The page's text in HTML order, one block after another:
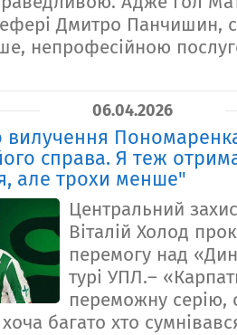
Дмитро Панчишин,
непрофесійною
06.04.2026
вилучення
справа. Я теж
але трохи менше"
Центральний
Віталій Холод
перемогу над
турі УПЛ.–
переможну серію,
багато хто